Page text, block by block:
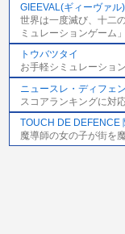
GIEEVAL(ギィーヴァル
世界は一度滅び、十二
ミュレーションゲーム」
トウバツタイ
お手軽シミュレーション
ニュースレ・ディフェ
スコアランキングに対
TOUCH DE DEFENCE
魔導師の女の子が街を